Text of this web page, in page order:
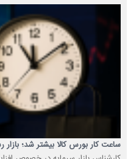
ساعت کار بورس کالا بیشتر شد؛